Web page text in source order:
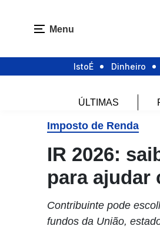
Menu
IstoÉ Dinheiro
ÚLTIMAS
Imposto de Renda
IR 2026:
para ajudar
Contribuinte pode
fundos da União,